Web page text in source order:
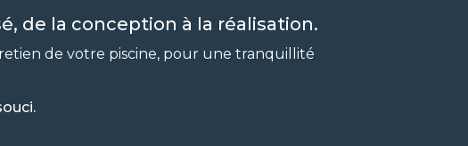
de la conception à la réalisation.
de votre piscine, pour une tranquillité